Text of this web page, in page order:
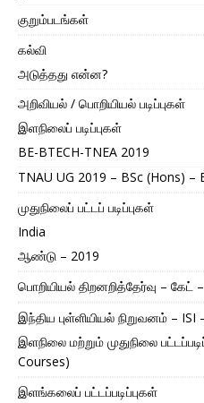
குறும்படங்கள்
கல்வி
அடுத்தது என்ன?
அறிவியல் / பொறியியல் படிப்புகள்
இளநிலைப் படிப்புகள்
BE-BTECH-TNEA 2019
TNAU UG 2019 – BSc (Hons) –
முதுநிலைப் பட்டப் படிப்புகள்
India
ஆண்டு – 2019
பொறியியல் திறனறித்தேர்வு – கேட்
இந்திய புள்ளியியல் நிறுவனம் –
இளநிலை மற்றும் முதுநிலை
Courses)
இளங்கலைப் பட்டப்படிப்புகள்